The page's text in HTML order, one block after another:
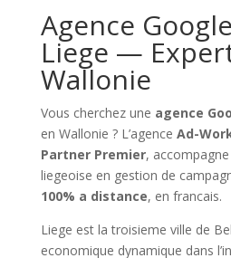
Agence
Liege —
Wallonie
Vous cherchez une agence
en Wallonie ? L’agence Ad-
Partner Premier,
liegeoise en gestion de
100% a distance, en francais.
Liege est la troisieme ville de
economique dynamique dans